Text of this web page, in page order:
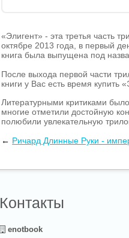
«Элигент» - эта третья часть
октябре 2013 года, в первый
книга была выпущена под
После выхода первой части
книги у Вас есть время купить
Литературными критиками
многие отметили достойную
полюбили увлекательную
первые две части трилогии, то
← Ричард Длинные Руки -
Контакты
enotbook